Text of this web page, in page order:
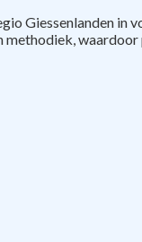
Giessenlanden in
methodiek,